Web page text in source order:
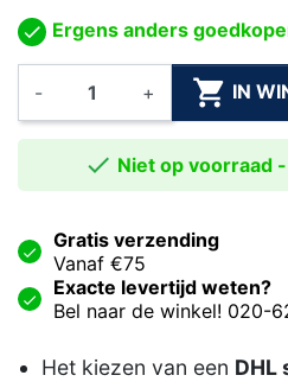
Ergens anders
- +  IN
 Niet op voorraad
Gratis verzending
Vanaf €75
Exacte levertijd weten?
Bel naar de winkel! 020-
Het kiezen van een DHL